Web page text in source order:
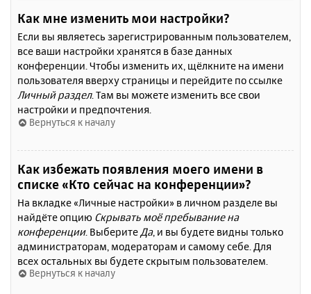
Как мне изменить мои настройки?
Если вы являетесь зарегистрированным пользователем,
все ваши настройки хранятся в базе данных
конференции. Чтобы изменить их, щёлкните на имени
пользователя вверху страницы и перейдите по ссылке
Личный раздел. Там вы можете изменить все свои
настройки и предпочтения.
Вернуться к началу
Как избежать появления моего имени в
списке «Кто сейчас на конференции»?
На вкладке «Личные настройки» в личном разделе вы
найдёте опцию Скрывать моё пребывание на
конференции. Выберите Да, и вы будете видны только
администраторам, модераторам и самому себе. Для
всех остальных вы будете скрытым пользователем.
Вернуться к началу